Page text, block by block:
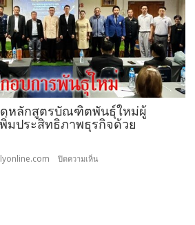
บริหาร
จัดการ
แก้วมังกร
เชื่อม
เครือ
ข่าย
สหกรณ์
ทั่ว
ประเทศ
ดหลักสูตรบัณฑิตพันธุ์ใหม่ผู้
พิ่มประสิทธิภาพธุรกิจด้วย
ปิดความเห็น